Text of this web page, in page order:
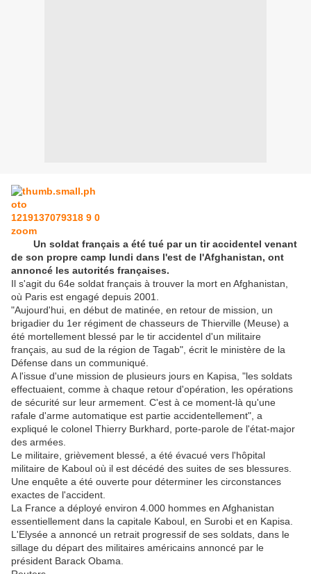
Un soldat français a été tué par un tir accidentel venant
de son propre camp lundi dans l'est de l'Afghanistan, ont
annoncé les autorités françaises.
Il s'agit du 64e soldat français à trouver la mort en Afghanistan,
où Paris est engagé depuis 2001.
"Aujourd'hui, en début de matinée, en retour de mission, un
brigadier du 1er régiment de chasseurs de Thierville (Meuse) a
été mortellement blessé par le tir accidentel d'un militaire
français, au sud de la région de Tagab", écrit le ministère de la
Défense dans un communiqué.
A l'issue d'une mission de plusieurs jours en Kapisa, "les soldats
effectuaient, comme à chaque retour d'opération, les opérations
de sécurité sur leur armement. C'est à ce moment-là qu'une
rafale d'arme automatique est partie accidentellement", a
expliqué le colonel Thierry Burkhard, porte-parole de l'état-major
des armées.
Le militaire, grièvement blessé, a été évacué vers l'hôpital
militaire de Kaboul où il est décédé des suites de ses blessures.
Une enquête a été ouverte pour déterminer les circonstances
exactes de l'accident.
La France a déployé environ 4.000 hommes en Afghanistan
essentiellement dans la capitale Kaboul, en Surobi et en Kapisa.
L'Elysée a annoncé un retrait progressif de ses soldats, dans le
sillage du départ des militaires américains annoncé par le
président Barack Obama.